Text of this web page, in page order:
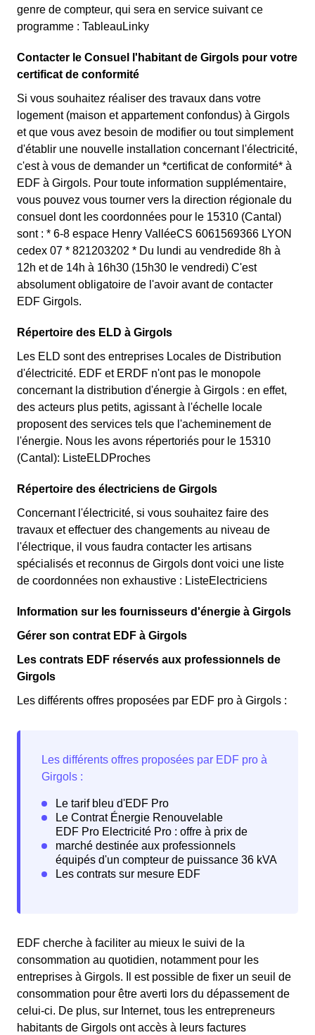
genre de compteur, qui sera en service suivant ce
programme : TableauLinky
Contacter le Consuel l'habitant de Girgols pour votre
certificat de conformité
Si vous souhaitez réaliser des travaux dans votre
logement (maison et appartement confondus) à Girgols
et que vous avez besoin de modifier ou tout simplement
d'établir une nouvelle installation concernant l'électricité,
c'est à vous de demander un *certificat de conformité* à
EDF à Girgols. Pour toute information supplémentaire,
vous pouvez vous tourner vers la direction régionale du
consuel dont les coordonnées pour le 15310 (Cantal)
sont : * 6-8 espace Henry ValléeCS 6061569366 LYON
cedex 07 * 821203202 * Du lundi au vendredide 8h à
12h et de 14h à 16h30 (15h30 le vendredi) C'est
absolument obligatoire de l'avoir avant de contacter
EDF Girgols.
Répertoire des ELD à Girgols
Les ELD sont des entreprises Locales de Distribution
d'électricité. EDF et ERDF n'ont pas le monopole
concernant la distribution d'énergie à Girgols : en effet,
des acteurs plus petits, agissant à l'échelle locale
proposent des services tels que l'acheminement de
l'énergie. Nous les avons répertoriés pour le 15310
(Cantal): ListeELDProches
Répertoire des électriciens de Girgols
Concernant l'électricité, si vous souhaitez faire des
travaux et effectuer des changements au niveau de
l'électrique, il vous faudra contacter les artisans
spécialisés et reconnus de Girgols dont voici une liste
de coordonnées non exhaustive : ListeElectriciens
Information sur les fournisseurs d'énergie à Girgols
Gérer son contrat EDF à Girgols
Les contrats EDF réservés aux professionnels de
Girgols
Les différents offres proposées par EDF pro à Girgols :
EDF cherche à faciliter au mieux le suivi de la
consommation au quotidien, notamment pour les
entreprises à Girgols. Il est possible de fixer un seuil de
consommation pour être averti lors du dépassement de
celui-ci. De plus, sur Internet, tous les entrepreneurs
habitants de Girgols ont accès à leurs factures